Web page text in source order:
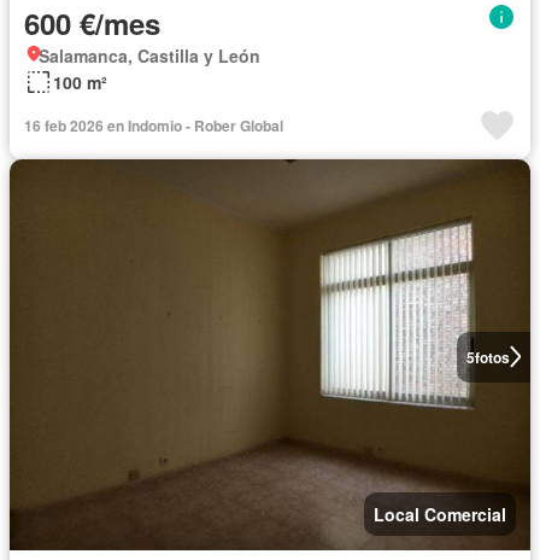
600 €/mes
Salamanca, Castilla y León
100 m²
16 feb 2026 en Indomio - Rober Global
5fotos
Local Comercial